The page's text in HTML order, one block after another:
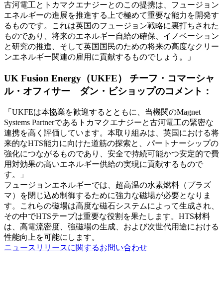
古河電工とトカマクエナジーとのこの提携は、フュージョン
エネルギーの進展を推進する上で極めて重要な能力を開発す
るものです。これは英国のフュージョン戦略に裏打ちされた
ものであり、将来のエネルギー自給の確保、イノベーション
と研究の推進、そして英国国民のための将来の高度なクリー
ンエネルギー関連の雇用に貢献するものでしょう。」
UK Fusion Energy（UKFE） チーフ・コマーシャ
ル・オフィサー ダン・ビショップのコメント：
「UKFEは本協業を歓迎するとともに、当機関のMagnet
Systems Partnerであるトカマクエナジーと古河電工の緊密な
連携を高く評価しています。本取り組みは、英国における将
来的なHTS能力に向けた道筋の探索と、パートナーシップの
強化につながるものであり、安全で持続可能かつ安定的で費
用対効果の高いエネルギー供給の実現に貢献するもので
す。」
フュージョンエネルギーでは、超高温の水素燃料（プラズ
マ）を閉じ込め制御するために強力な磁場が必要となりま
す。これらの磁場は高度な磁石システムによって生成され、
その中でHTSテープは重要な役割を果たします。HTS材料
は、高電流密度、強磁場の生成、および次世代用途における
性能向上を可能にします。
ニュースリリースに関するお問い合わせ